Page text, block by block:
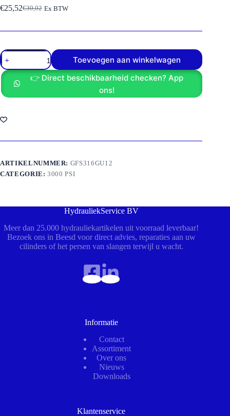
€30,02
Oorspronkelijke
was:
€25,52Huidige
is:
Ex BTW
Draadfl.
3000
1-
BSP
aantal
Toevoegen aan winkelwagen
👉 Direct beschikbaarheid checken? App
ons!
ARTIKELNUMMER: GFS316GU12
CATEGORIE:3000 PSI
HydrauliekService BV
Meer dan 25.000 hydrauliekartikelen uit voorraad leverbaar!
Bezoek ons in Beesd voor direct advies, reparaties aan uw
cilinders of het persen van slangen terwijl u wacht.
Informatie
Contact
Assortiment
Over ons
Nieuws
Downloads
Klantenservice